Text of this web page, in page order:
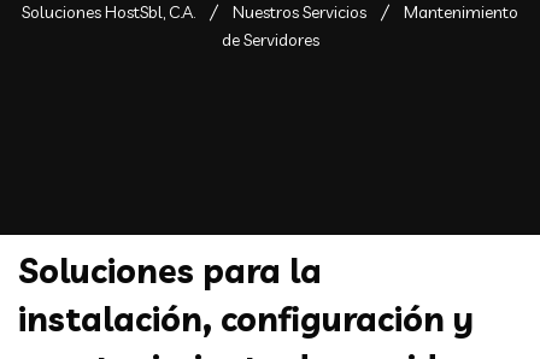
Soluciones HostSbl, C.A. Nuestros Servicios
Mantenimiento
de Servidores
Soluciones para la
instalación, configuración y